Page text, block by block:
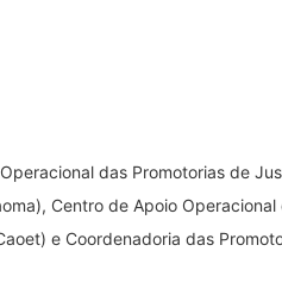
das Promotorias de
Centro de Apoio
e Coordenadoria das